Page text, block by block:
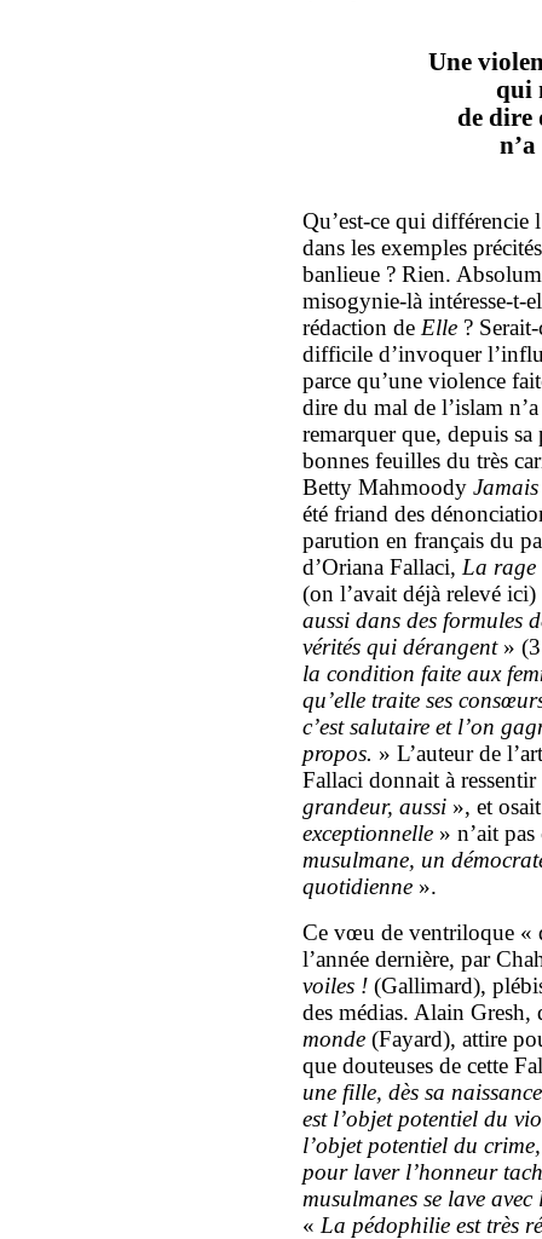
Une
qui
de dire
Qu’est-ce qui différencie
dans les exemples
banlieue ? Rien.
misogynie-là intéresse-t-
rédaction de Elle ?
difficile d’invoquer
parce qu’une violence
dire du mal de l’islam
remarquer que, depuis
bonnes feuilles du très
Betty Mahmoody
été friand des
parution en français du
d’Oriana Fallaci, La rage
(on l’avait déjà relevé
aussi dans des formules
vérités qui dérangent»
la condition faite aux
qu’elle traite ses
c’est salutaire et l’on
propos. » L’auteur de
Fallaci donnait à
grandeur, aussi », et
exceptionnelle » n’ait
musulmane, un
quotidienne ».
Ce vœu de ventriloque «
l’année dernière, par
voiles ! (Gallimard),
des médias. Alain Gresh,
monde (Fayard), attire
que douteuses de cette
une fille, dès sa
est l’objet potentiel du
l’objet potentiel du
pour laver l’honneur
musulmanes se lave
« La pédophilie est très